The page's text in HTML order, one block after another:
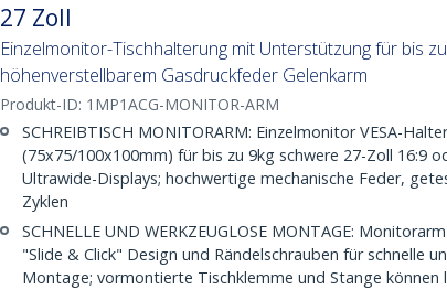
27 Zoll
Einzelmonitor-Tischhalterung mit Unterstützung für bis
höhenverstellbarem Gasdruckfeder Gelenkarm
Produkt-ID: 1MP1ACG-MONITOR-ARM
SCHREIBTISCH MONITORARM: Einzelmonitor VESA-
(75x75/100x100mm) für bis zu 9kg schwere 27-Zoll 16:9
Ultrawide-Displays; hochwertige mechanische Feder,
Zyklen
SCHNELLE UND WERKZEUGLOSE MONTAGE:
"Slide & Click" Design und Rändelschrauben für schnelle
Montage; vormontierte Tischklemme und Stange können